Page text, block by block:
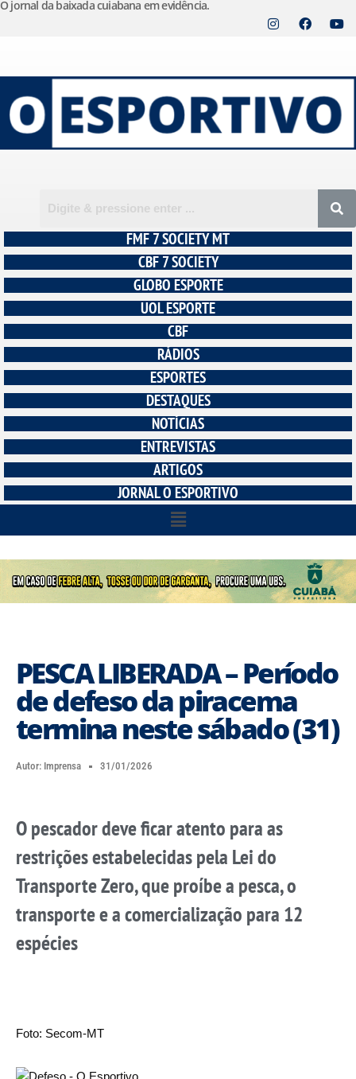
o
conteúdo
O jornal da baixada cuiabana em evidência.
FMF 7 SOCIETY MT
CBF 7 SOCIETY
GLOBO ESPORTE
UOL ESPORTE
CBF
RÁDIOS
ESPORTES
DESTAQUES
NOTÍCIAS
ENTREVISTAS
ARTIGOS
JORNAL O ESPORTIVO
PESCA LIBERADA – Período
de defeso da piracema
termina neste sábado (31)
Autor: Imprensa 31/01/2026
O pescador deve ficar atento para as
restrições estabelecidas pela Lei do
Transporte Zero, que proíbe a pesca, o
transporte e a comercialização para 12
espécies
Foto: Secom-MT